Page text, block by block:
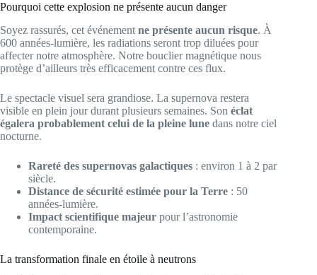
Pourquoi cette explosion ne présente aucun danger
Soyez rassurés, cet événement ne présente aucun risque. À
600 années-lumière, les radiations seront trop diluées pour
affecter notre atmosphère. Notre bouclier magnétique nous
protège d’ailleurs très efficacement contre ces flux.
Le spectacle visuel sera grandiose. La supernova restera
visible en plein jour durant plusieurs semaines. Son éclat
égalera probablement celui de la pleine lune dans notre ciel
nocturne.
Rareté des supernovas galactiques : environ 1 à 2 par
siècle.
Distance de sécurité estimée pour la Terre : 50
années-lumière.
Impact scientifique majeur pour l’astronomie
contemporaine.
La transformation finale en étoile à neutrons